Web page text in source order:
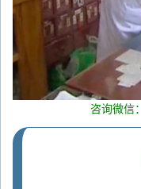
咨询微信